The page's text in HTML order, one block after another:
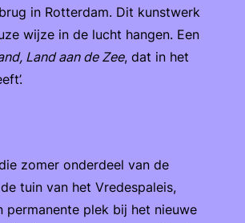
in Rotterdam. Dit kunstwerk
wijze in de lucht hangen. Een
Land aan de Zee, dat in het
zomer onderdeel van de
tuin van het Vredespaleis,
permanente plek bij het nieuwe